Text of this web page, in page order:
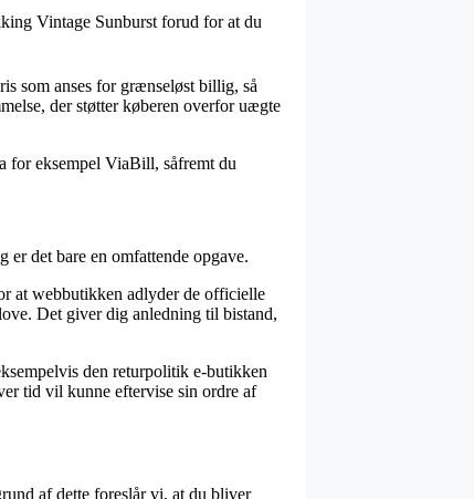
Vintage Sunburst forud for at du
som anses for grænseløst billig, så
der støtter køberen overfor uægte
for eksempel ViaBill, såfremt du
det bare en omfattende opgave.
at webbutikken adlyder de officielle
Det giver dig anledning til bistand,
den returpolitik e-butikken
tid vil kunne eftervise sin ordre af
af dette foreslår vi, at du bliver